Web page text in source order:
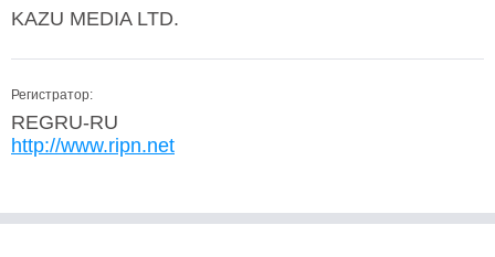
KAZU MEDIA LTD.
Регистратор:
REGRU-RU
http://www.ripn.net